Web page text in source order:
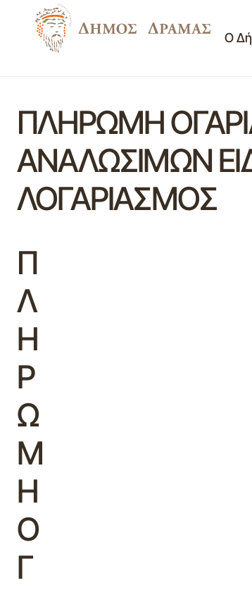
Ο
ΠΛΗΡΩΜΗ
ΑΝΑΛΩΣΙΜΩΝ
ΛΟΓΑΡΙΑΣΜΟΣ
Π
Λ
Η
Ρ
Ω
Μ
Η
Ο
Γ